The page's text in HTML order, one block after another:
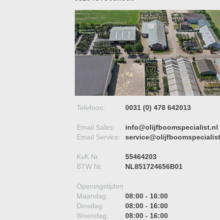
Telefoon: 0031 (0) 478 642013
Email Sales:
info@olijfboomspecialist.nl
Email Service:
KvK Nr.
55464203
BTW Nr.
NL851724656B01
Openingstijden
Maandag:
08:00 - 16:00
Dinsdag:
08:00 - 16:00
Woendag:
08:00 - 16:00